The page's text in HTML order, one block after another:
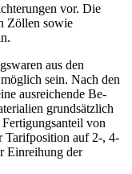
vor. Die
Zöllen sowie
aus den
sein. Nach den
ausreichende Be-
grundsätzlich
von
Tarifposition auf 2-, 4-
Einreihung der